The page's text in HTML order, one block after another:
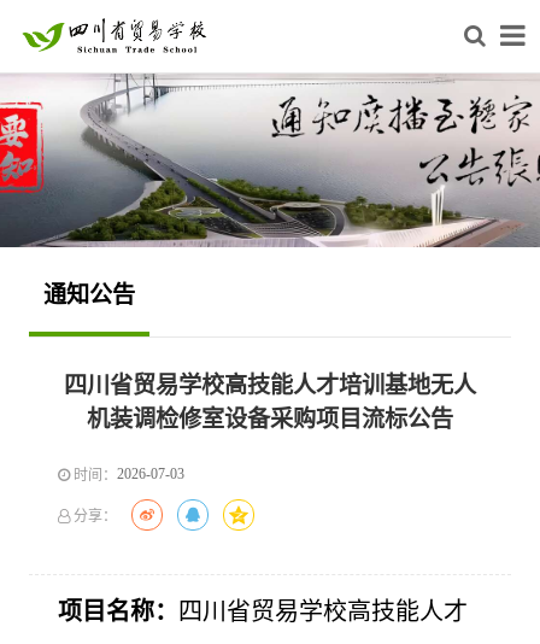
通知公告
四川省贸易学校高技能人才培训基地无人
机装调检修室设备采购项目流标公告
时间： 2026-07-03
分享：
项目名称：
四川省贸易学校高技能人才